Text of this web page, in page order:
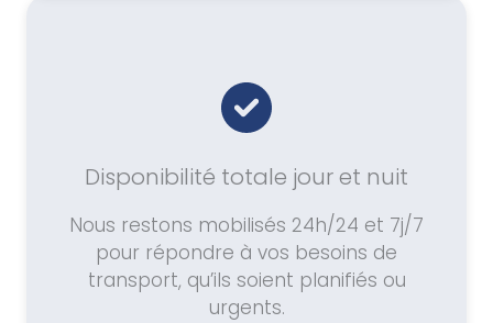
Disponibilité totale jour et nuit
Nous restons mobilisés 24h/24 et 7j/7
pour répondre à vos besoins de
transport, qu’ils soient planifiés ou
urgents.